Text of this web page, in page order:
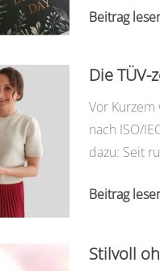
Kostbare
die
Braut
Beitrag
Die
Vor
nach ISO/
dazu: Seit
Die
Beitrag
Stilvoll